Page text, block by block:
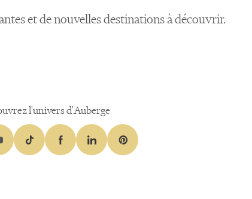
et de nouvelles destinations à découvrir.
l'univers d'Auberge